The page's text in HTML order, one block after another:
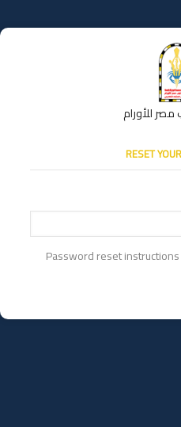
للأورام
RESET
Password reset